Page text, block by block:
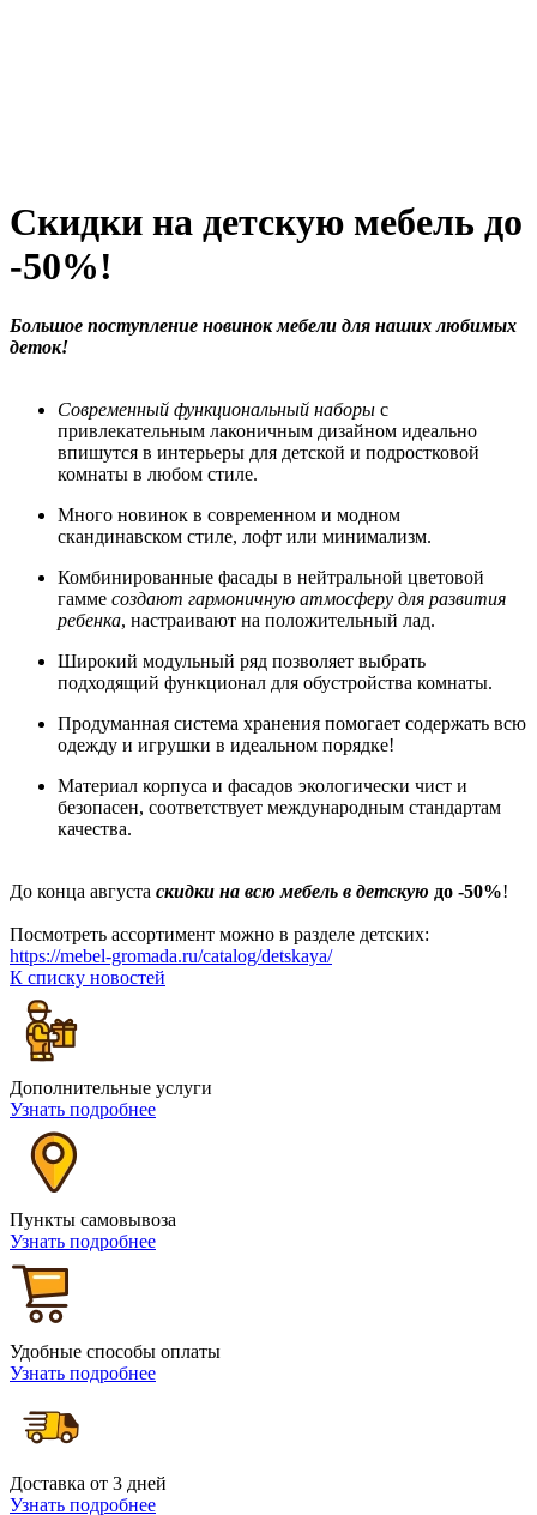
Скидки на детскую мебель до
-50%!
Большое поступление новинок мебели для наших любимых
деток!
Современный функциональный наборы с
привлекательным лаконичным дизайном идеально
впишутся в интерьеры для детской и подростковой
комнаты в любом стиле.
Много новинок в современном и модном
скандинавском стиле, лофт или минимализм.
Комбинированные фасады в нейтральной цветовой
гамме создают гармоничную атмосферу для развития
ребенка, настраивают на положительный лад.
Широкий модульный ряд позволяет выбрать
подходящий функционал для обустройства комнаты.
Продуманная система хранения помогает содержать всю
одежду и игрушки в идеальном порядке!
Материал корпуса и фасадов экологически чист и
безопасен, соответствует международным стандартам
качества.
До конца августа скидки на всю мебель в детскую до -50%!
Посмотреть ассортимент можно в разделе детских:
https://mebel-gromada.ru/catalog/detskaya/
К списку новостей
Дополнительные услуги
Узнать подробнее
Пункты самовывоза
Узнать подробнее
Удобные способы оплаты
Узнать подробнее
Доставка от 3 дней
Узнать подробнее